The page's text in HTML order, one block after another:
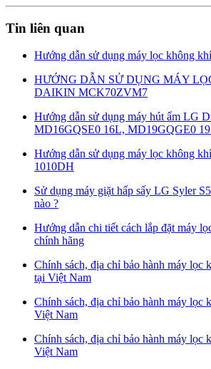
Tin liên quan
Hướng dẫn sử dụng máy lọc không
HƯỚNG DẪN SỬ DỤNG MÁY
DAIKIN MCK70ZVM7
Hướng dẫn sử dụng máy hút ẩm LG
MD16GQSE0 16L, MD19GQGE0
Hướng dẫn sử dụng máy lọc không
1010DH
Sử dụng máy giặt hấp sấy LG Syler
nào ?
Hướng dẫn chi tiết cách lắp đặt máy
chính hãng
Chính sách, địa chỉ bảo hành máy lọc
tại Việt Nam
Chính sách, địa chỉ bảo hành máy lọc
Việt Nam
Chính sách, địa chỉ bảo hành máy lọc
Việt Nam